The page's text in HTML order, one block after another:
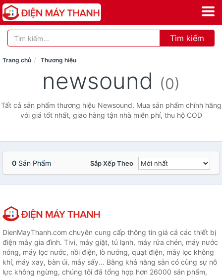
Tìm kiếm
Trang chủ Thương hiệu
newsound (0)
Tất cả sản phẩm thương hiệu Newsound. Mua sản phẩm chính hãng
với giá tốt nhất, giao hàng tận nhà miễn phí, thu hộ COD
0 Sản Phẩm Sắp Xếp Theo
DienMayThanh.com chuyên cung cấp thông tin giá cả các thiết bị
điện máy gia đình. Tivi, máy giặt, tủ lạnh, máy rửa chén, máy nước
nóng, máy lọc nước, nồi điện, lò nướng, quạt điện, máy lọc không
khí, máy xay, bàn ủi, máy sấy... Bằng khả năng sẵn có cùng sự nỗ
lực không ngừng, chúng tôi đã tổng hợp hơn 26000 sản phẩm,